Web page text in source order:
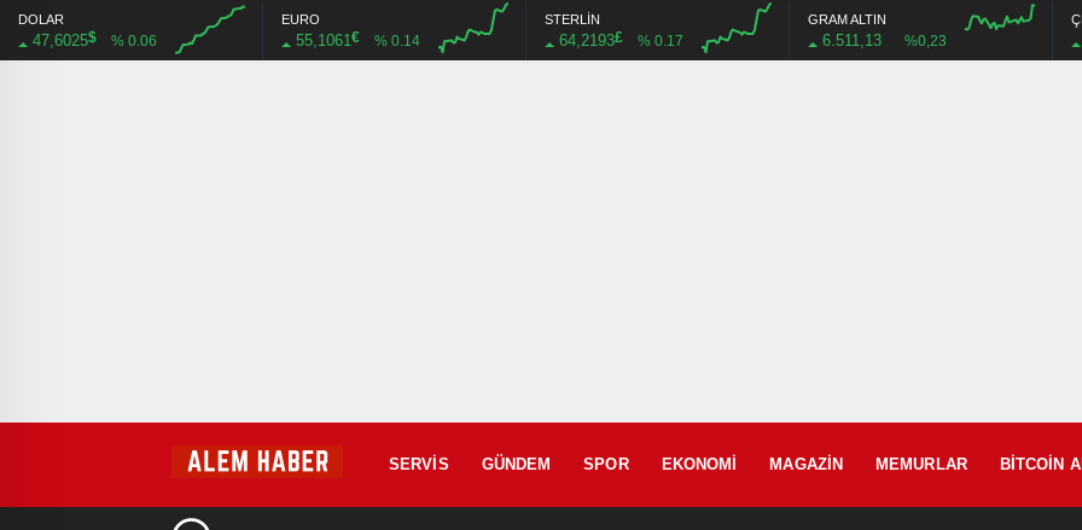
DOLAR
47,6025$ % 0.06
EURO
55,1061€ % 0.14
STERLİN
64,2193£ % 0.17
GRAM ALTIN
6.511,13 %0,23
SERVIS GÜNDEM SPOR EKONOMI MAGAZIN MEMURLAR BITCOIN